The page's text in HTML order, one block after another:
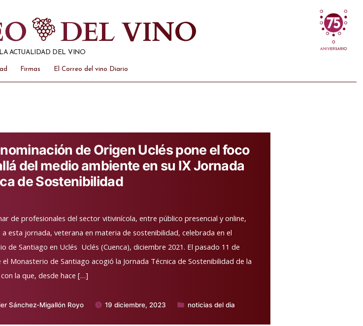
DEL VINO
LA ACTUALIDAD DEL VINO
Firmas El Correo del vino Diario
de Origen Uclés pone el foco
del medio ambiente en su IX Jornada
de Sostenibilidad
de profesionales del sector vitivinícola, entre público presencial y online,
esta jornada, veterana en materia de sostenibilidad, celebrada en el
de Santiago en Uclés Uclés (Cuenca), diciembre 2021. El pasado 11 de
el Monasterio de Santiago acogió la Jornada Técnica de Sostenibilidad de la
la que, desde hace […]
Sánchez-Migallón Royo 19 diciembre, 2023
Publicado
noticias del dia